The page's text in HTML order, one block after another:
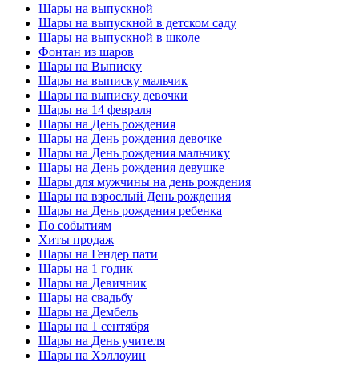
Шары на выпускной
Шары на выпускной в детском саду
Шары на выпускной в школе
Фонтан из шаров
Шары на Выписку
Шары на выписку мальчик
Шары на выписку девочки
Шары на 14 февраля
Шары на День рождения
Шары на День рождения девочке
Шары на День рождения мальчику
Шары на День рождения девушке
Шары для мужчины на день рождения
Шары на взрослый День рождения
Шары на День рождения ребенка
По событиям
Хиты продаж
Шары на Гендер пати
Шары на 1 годик
Шары на Девичник
Шары на свадьбу
Шары на Дембель
Шары на 1 сентября
Шары на День учителя
Шары на Хэллоуин